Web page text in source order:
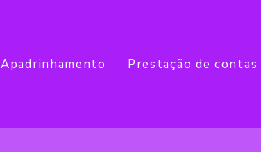
Apadrinhamento Prestação de contas